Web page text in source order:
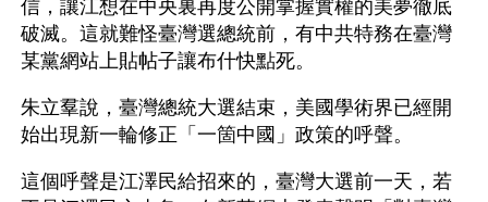
信，讓江想在中央裏再度公開掌握實權的美夢徹底
破滅。這就難怪臺灣選總統前，有中共特務在臺灣
某黨網站上貼帖子讓布什快點死。
朱立羣說，臺灣總統大選結束，美國學術界已經開
始出現新一輪修正「一箇中國」政策的呼聲。
這個呼聲是江澤民給招來的，臺灣大選前一天，若